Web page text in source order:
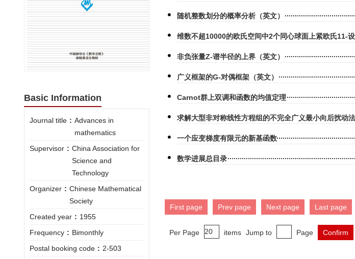
Basic Information
Journal title : Advances in
mathematics
Supervisor : China Association for
Science and
Technology
Organizer : Chinese Mathematical
Society
Created year : 1955
Frequency : Bimonthly
Postal booking code : 2-503
随机整数划分的概率分析（英文）
维数不超10000的欧氏空间中2个同心球面上紧欧氏11-
非负张量Z-谱半径的上界（英文）
广义框架的G-对偶框架（英文）
Carnot群上双调和函数的均值定理
求解大型非对称线性方程组的不完全广义最小向后扰动法
一个应变梯度有限元的新基函数
数学进展总目录
First page Prev page Next page Last page
Per Page items Jump to Page Confirm